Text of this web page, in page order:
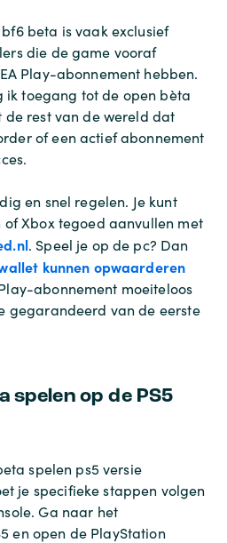
bf6 beta is vaak exclusief
die de game vooraf
Play-abonnement hebben.
ik toegang tot de open bèta
de rest van de wereld dat
of een actief abonnement
en snel regelen. Je kunt
Xbox tegoed aanvullen met
. Speel je op de pc? Dan
kunnen opwaarderen
abonnement moeiteloos
gegarandeerd van de eerste
spelen op de PS5
spelen ps5 versie
je specifieke stappen volgen
Ga naar het
en open de PlayStation